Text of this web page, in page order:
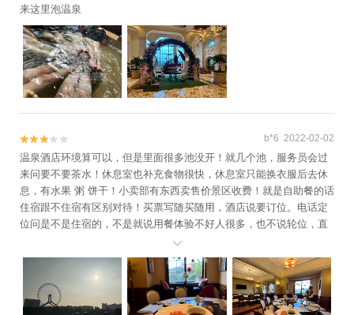
来这里泡温泉

 b*6 2022-02-02
温泉酒店环境算可以，但是里面很多池没开！就几个池，服务员会过
来问要不要茶水！休息室也补充食物很快，休息室只能换衣服后去休
息，有水果 粥 饼干！小卖部有东西卖售价景区收费！就是自助餐的话
住宿跟不住宿有区别对待！买票写随买随用，酒店说要订位。电话定
位问是不是住宿的，不是就说用餐体验不好人很多，也不说轮位，直
接让你不要去。温泉我都泡了难道退自助餐钱！换个手机打过去说住
宿的就说有位了。呵呵…去哪儿投诉，然后很热心给我处理了！然后
酒店也给我安排了VIP房。但是自助餐一人100多吃不饱…人太多，我
们一行连孩子16人。有人要看孩子，拿点东西排队排死了。三文鱼一
般队最长，没什么吃，还不如出去吃饭。不是想着有孩子老人家不想
